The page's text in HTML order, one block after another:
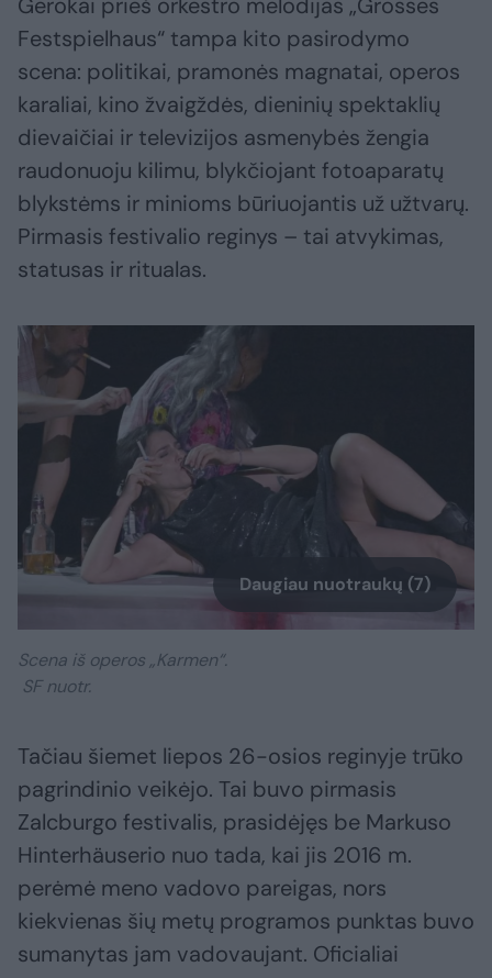
Festspielhaus“ tampa kito pasirodymo
scena: politikai, pramonės magnatai, operos
karaliai, kino žvaigždės, dieninių spektaklių
dievaičiai ir televizijos asmenybės žengia
raudonuoju kilimu, blykčiojant fotoaparatų
blykstėms ir minioms būriuojantis už užtvarų.
Pirmasis festivalio reginys – tai atvykimas,
statusas ir ritualas.
Daugiau nuotraukų (7)
Scena iš operos „Karmen“.
SF nuotr.
Tačiau šiemet liepos 26-osios reginyje trūko
pagrindinio veikėjo. Tai buvo pirmasis
Zalcburgo festivalis, prasidėjęs be Markuso
Hinterhäuserio nuo tada, kai jis 2016 m.
perėmė meno vadovo pareigas, nors
kiekvienas šių metų programos punktas buvo
sumanytas jam vadovaujant. Oficialiai